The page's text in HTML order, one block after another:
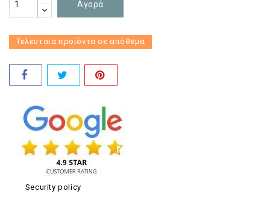
Αγορά
Τελευταία προϊόντα σε απόθεμα
Security policy